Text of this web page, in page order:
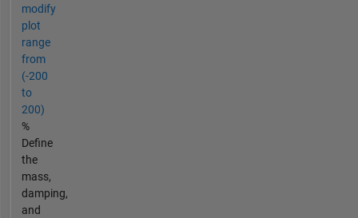
modify
plot
range
from
(-200
to
200)
%
Define
the
mass,
damping,
and